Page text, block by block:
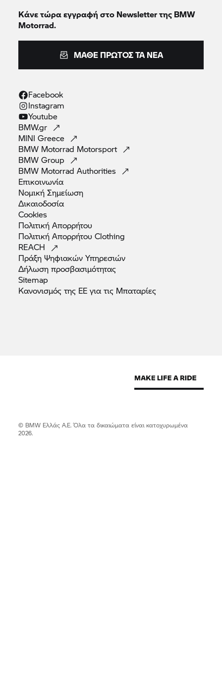
Κάνε τώρα εγγραφή στο Newsletter της BMW
Motorrad.
ΜΆΘΕ ΠΡΏΤΟΣ ΤΑ ΝΈΑ
Facebook
Instagram
Youtube
BMW.gr
MINIGreece
BMW Motorrad Motorsport
BMWGroup
BMW MotorradAuthorities
Επικοινωνία
ΝομικήΣημείωση
Δικαιοδοσία
Cookies
ΠολιτικήΑπορρήτου
Πολιτική ΑπορρήτουClothing
REACH
Πράξη ΨηφιακώνΥπηρεσιών
Δήλωσηπροσβασιμότητας
Sitemap
Κανονισμός της ΕΕ για τις Μπαταρίες
© BMW Ελλάς Α.Ε. Όλα τα δικαιώματα είναι κατοχυρωμένα
2026.